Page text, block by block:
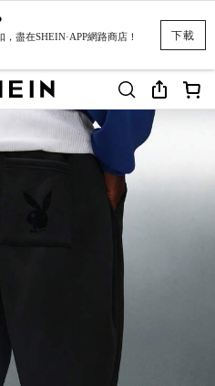
下載
盡在SHEIN·APP網路商店！